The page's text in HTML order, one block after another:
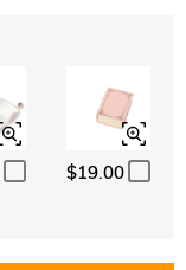
$19.00